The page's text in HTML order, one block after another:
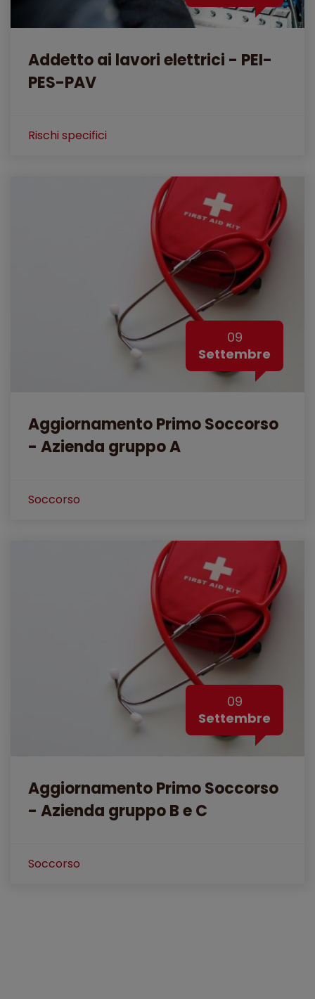
Addetto ai lavori elettrici - PEI-
PES-PAV
Rischi specifici
09
Settembre
Aggiornamento Primo Soccorso
- Azienda gruppo A
Soccorso
09
Settembre
Aggiornamento Primo Soccorso
- Azienda gruppo B e C
Soccorso